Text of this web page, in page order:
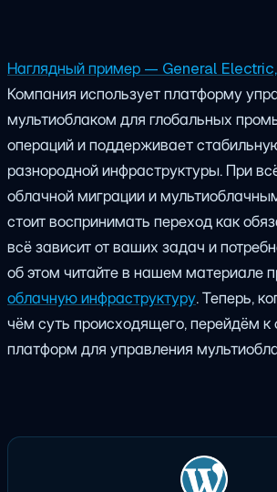
Наглядный пример — General Electric,
Компания использует платформу
мультиоблаком для глобальных
операций и поддерживает
разнородной инфраструктуры. При
облачной миграции и
стоит воспринимать переход как
всё зависит от ваших задач и
об этом читайте в нашем материале
облачную инфраструктуру. Теперь,
чём суть происходящего, перейдём к
платформ для управления